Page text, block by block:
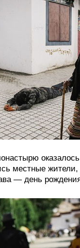
местные
— день